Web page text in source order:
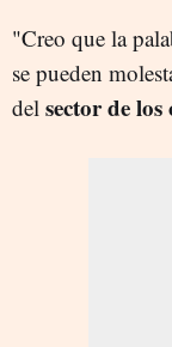
"Creo que la
se pueden
del sector de los